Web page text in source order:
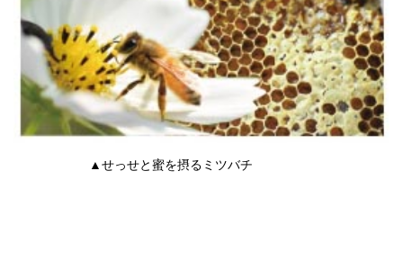
▲せっせと蜜を摂るミツバチ